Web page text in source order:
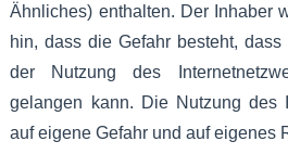
Ähnliches) enthalten. Der Inhaber
hin, dass die Gefahr besteht,
der Nutzung des
gelangen kann. Die Nutzung des
auf eigene Gefahr und auf eigenes